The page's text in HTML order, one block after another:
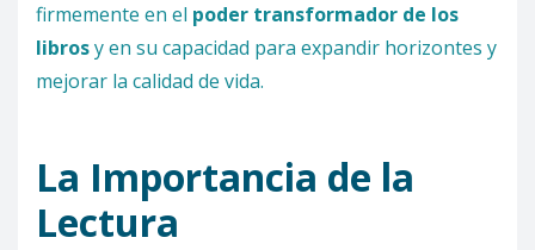
firmemente en el poder transformador de los
librosy en su capacidad para expandir horizontes y
mejorar la calidad de vida.
La Importancia de la
Lectura